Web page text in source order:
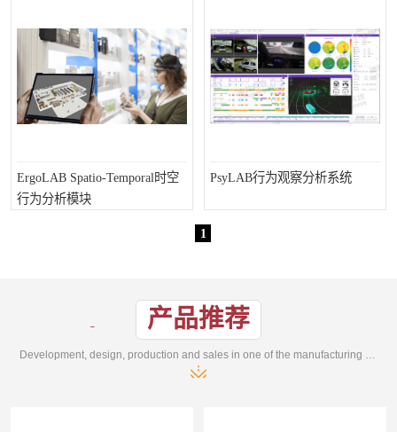
ErgoLAB Spatio-Temporal时空
行为分析模块
PsyLAB行为观察分析系统
1
产品推荐
Development, design, production and sales in one of the manufacturing enterprises